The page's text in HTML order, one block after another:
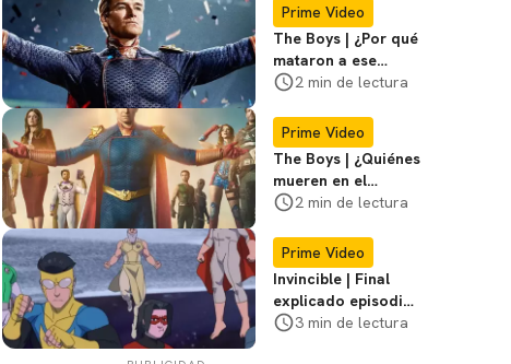
Prime Video
The Boys | ¿Por qué
mataron a ese
personaje en el
Responden
2 min de lectura
Prime Video
The Boys | ¿Quiénes
mueren en el
episodio 5 de la
2 min de lectura
Prime Video
Invincible | Final
explicado episodio
7, temporada 4,
3 min de lectura